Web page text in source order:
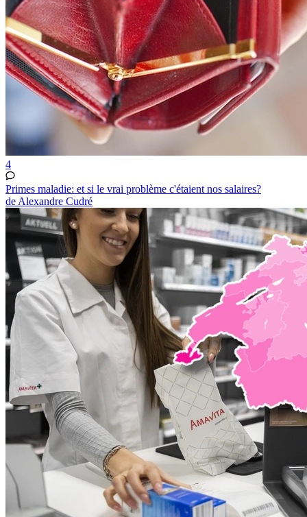
4
Primes maladie: et si le vrai problème c'étaient nos salaires?
de Alexandre Cudré